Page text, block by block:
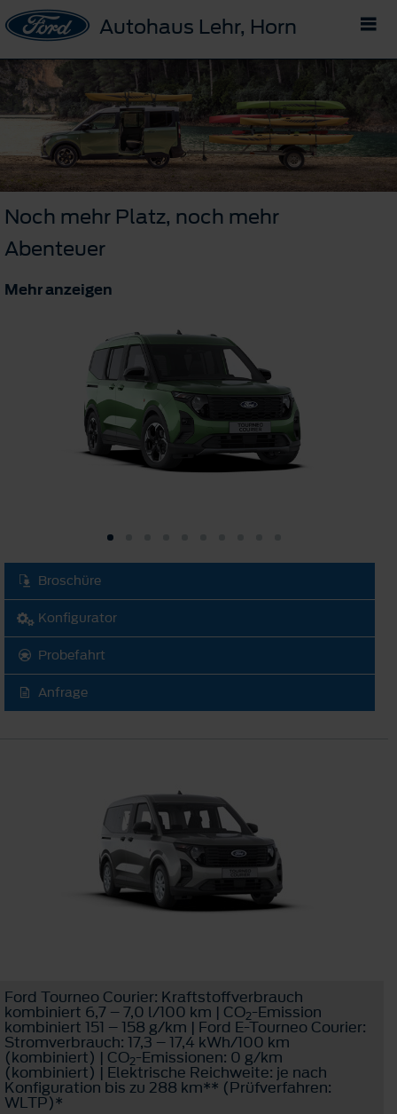
Autohaus Lehr, Horn
Noch mehr Platz, noch mehr
Abenteuer
Mehr anzeigen
Broschüre
Konfigurator
Probefahrt
Anfrage
Ford Tourneo Courier: Kraftstoffverbrauch
kombiniert 6,7 – 7,0 l/100 km | CO2-Emission
kombiniert 151 – 158 g/km | Ford E-Tourneo Courier:
Stromverbrauch: 17,3 – 17,4 kWh/100 km
(kombiniert) | CO2-Emissionen: 0 g/km
(kombiniert) | Elektrische Reichweite: je nach
Konfiguration bis zu 288 km** (Prüfverfahren:
WLTP)*